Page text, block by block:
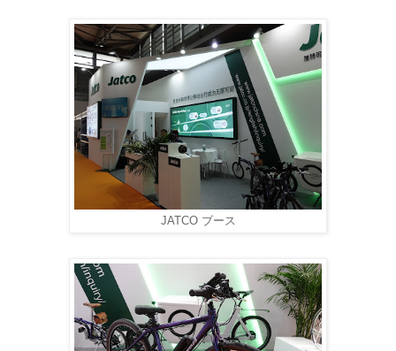
JATCO ブース